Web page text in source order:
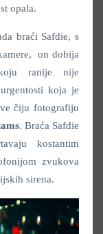
opala.
braći Safdie, s
on dobija
ranije nije
koja je
čiju fotografiju
. Braća Safdie
kostantim
zvukova
sirena.